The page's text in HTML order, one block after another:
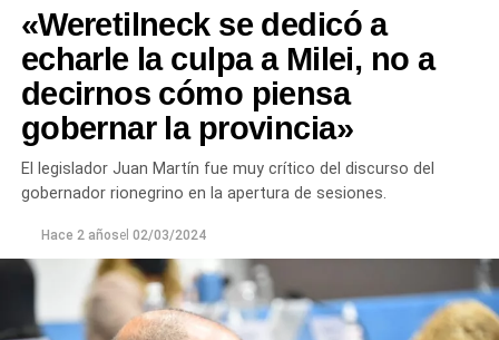
«Weretilneck se dedicó a
echarle la culpa a Milei, no a
decirnos cómo piensa
gobernar la provincia»
El legislador Juan Martín fue muy crítico del discurso del
gobernador rionegrino en la apertura de sesiones.
Hace 2 añosel 02/03/2024